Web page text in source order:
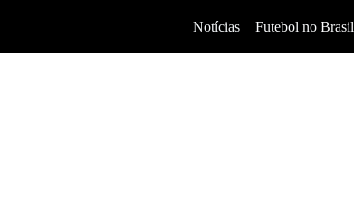
Notícias Futebol no Brasil